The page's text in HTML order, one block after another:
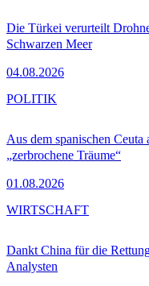
Die Türkei verurteilt
Schwarzen Meer
04.08.2026
Aus dem spanischen
„zerbrochene Träume“
01.08.2026
POLITIK
Dankt China für die
Analysten
WIRTSCHAFT